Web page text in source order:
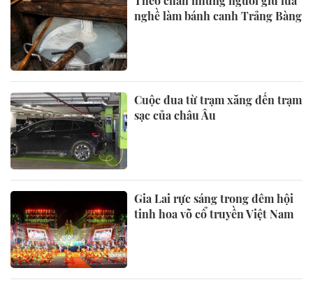
nghề làm bánh canh Trảng Bàng
Cuộc đua từ trạm xăng đến trạm
sạc của châu Âu
Gia Lai rực sáng trong đêm hội
tinh hoa võ cổ truyền Việt Nam